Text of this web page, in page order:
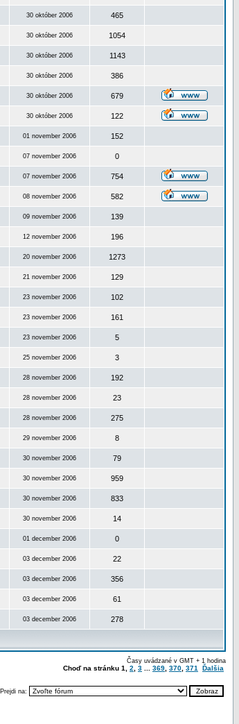
30 október 2006 465
30 október 2006 1054
30 október 2006 1143
30 október 2006 386
30 október 2006 679
30 október 2006 122
01 november 2006 152
07 november 2006 0
07 november 2006 754
08 november 2006 582
09 november 2006 139
12 november 2006 196
20 november 2006 1273
21 november 2006 129
23 november 2006 102
23 november 2006 161
23 november 2006 5
25 november 2006 3
28 november 2006 192
28 november 2006 23
28 november 2006 275
29 november 2006 8
30 november 2006 79
30 november 2006 959
30 november 2006 833
30 november 2006 14
01 december 2006 0
03 december 2006 22
03 december 2006 356
03 december 2006 61
03 december 2006 278
Časy uvádzané v GMT + 1 hodina
Choď na stránku 1 2 3 369 370 371 Ďalšia
Prejdi na: